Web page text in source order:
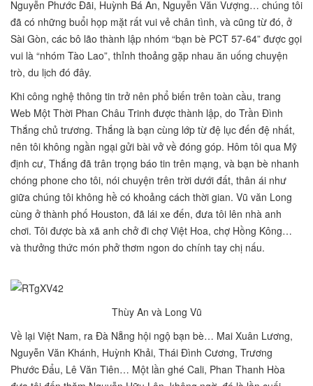
Nguyễn Phước Đãi, Huỳnh Bá An, Nguyễn Văn Vượng… chúng tôi
đã có những buổi họp mặt rất vui vẻ chân tình, và cũng từ đó, ở
Sài Gòn, các bô lão thành lập nhóm “bạn bè PCT 57-64” được gọi
vui là “nhóm Tào Lao”, thỉnh thoảng gặp nhau ăn uống chuyện
trò, du lịch đó đây.
Khi công nghệ thông tin trở nên phổ biến trên toàn cầu, trang
Web Một Thời Phan Châu Trinh được thành lập, do Trần Đình
Thắng chủ trương. Thắng là bạn cùng lớp từ đệ lục đến đệ nhất,
nên tôi không ngần ngại gửi bài vở về đóng góp. Hôm tôi qua Mỹ
định cư, Thắng đã trân trọng báo tin trên mạng, và bạn bè nhanh
chóng phone cho tôi, nói chuyện trên trời dưới đất, thân ái như
giữa chúng tôi không hề có khoảng cách thời gian. Vũ văn Long
cùng ở thành phố Houston, đã lái xe đến, đưa tôi lên nhà anh
chơi. Tôi được bà xã anh chở đi chợ Việt Hoa, chợ Hồng Kông…
và thưởng thức món phở thơm ngon do chính tay chị nấu.
Thùy An và Long Vũ
Về lại Việt Nam, ra Đà Nẵng hội ngộ bạn bè… Mai Xuân Lương,
Nguyễn Văn Khánh, Huỳnh Khải, Thái Đình Cương, Trương
Phước Đẩu, Lê Văn Tiên… Một lần ghé Cali, Phan Thanh Hòa